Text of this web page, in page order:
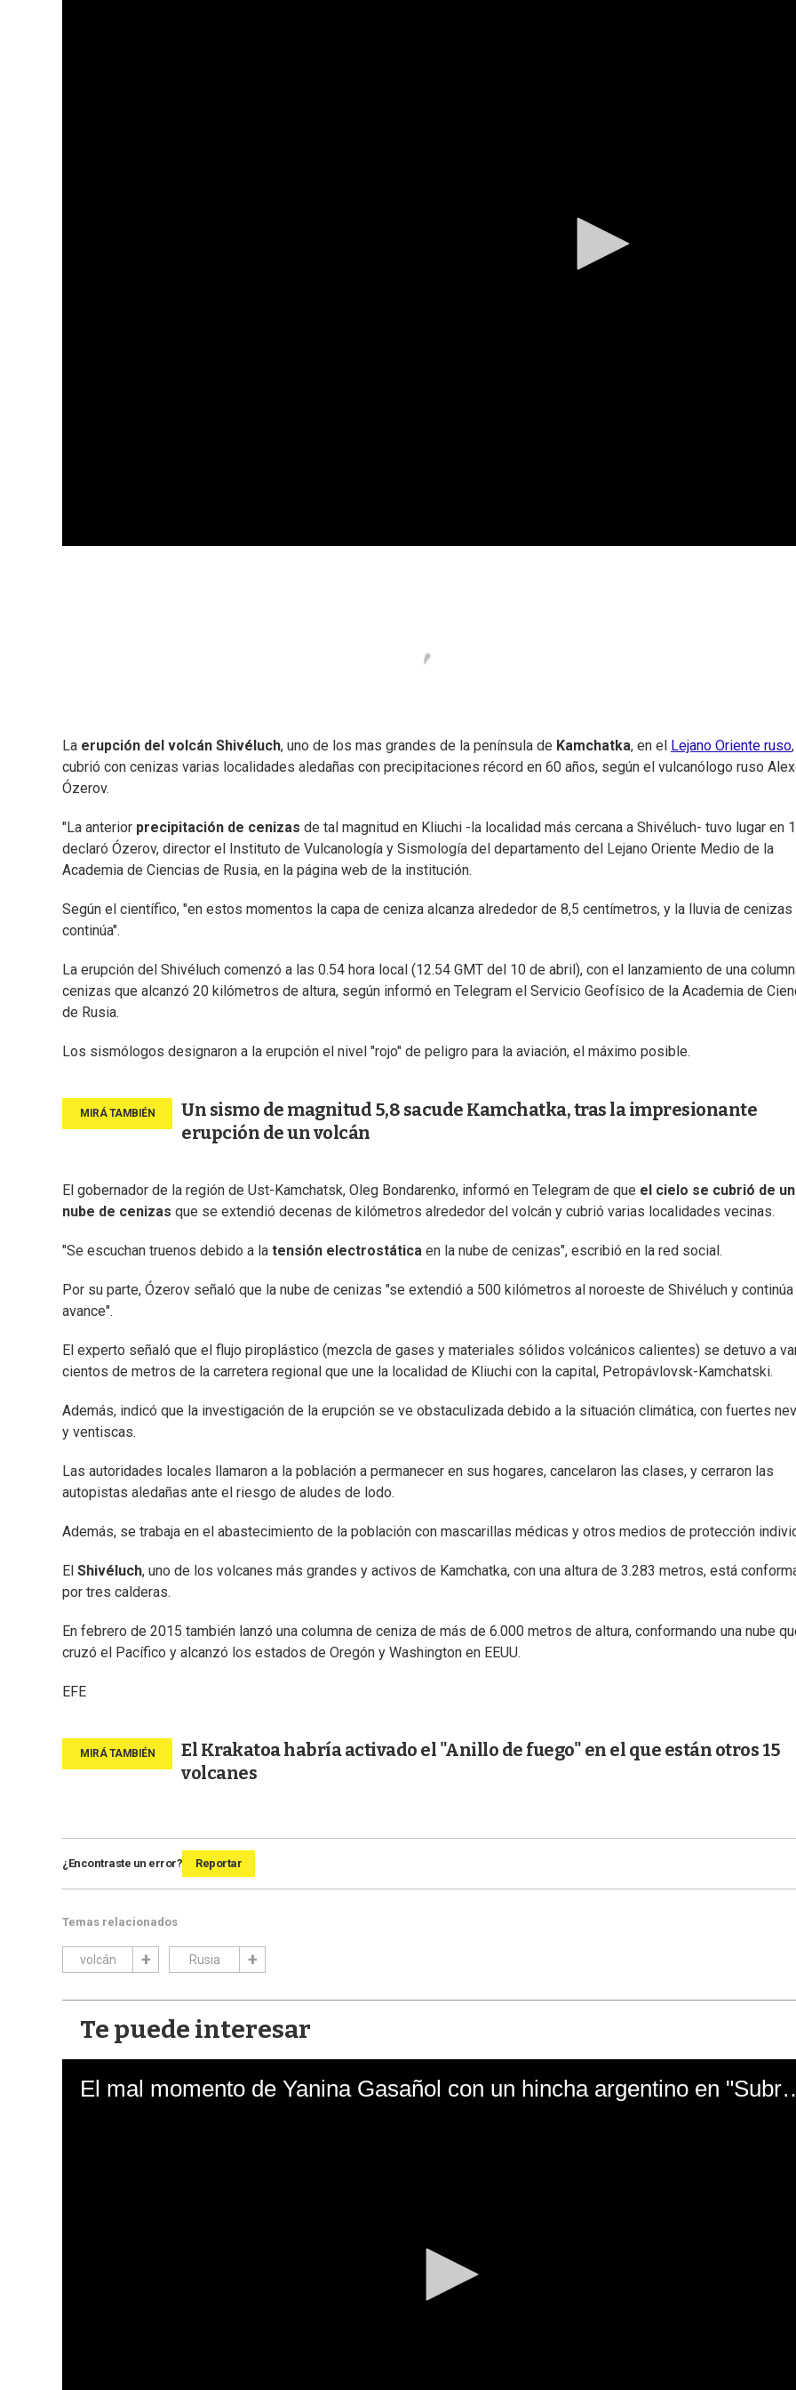
La erupción del volcán Shivéluch, uno de los mas grandes de la península de Kamchatka, en el Lejano Oriente ruso,
cubrió con cenizas varias localidades aledañas con precipitaciones récord en 60 años, según el vulcanólogo ruso
Ózerov.
"La anterior precipitación de cenizas de tal magnitud en Kliuchi -la localidad más cercana a Shivéluch- tuvo lugar en
declaró Ózerov, director el Instituto de Vulcanología y Sismología del departamento del Lejano Oriente Medio de la
Academia de Ciencias de Rusia, en la página web de la institución.
Según el científico, "en estos momentos la capa de ceniza alcanza alrededor de 8,5 centímetros, y la lluvia de cenizas
continúa".
La erupción del Shivéluch comenzó a las 0.54 hora local (12.54 GMT del 10 de abril), con el lanzamiento de una
cenizas que alcanzó 20 kilómetros de altura, según informó en Telegram el Servicio Geofísico de la Academia de
de Rusia.
Los sismólogos designaron a la erupción el nivel "rojo" de peligro para la aviación, el máximo posible.
Un sismo de magnitud 5,8 sacude Kamchatka, tras la impresionante
erupción de un volcán
El gobernador de la región de Ust-Kamchatsk, Oleg Bondarenko, informó en Telegram de que el cielo se cubrió de
nube de cenizas que se extendió decenas de kilómetros alrededor del volcán y cubrió varias localidades vecinas.
"Se escuchan truenos debido a la tensión electrostática en la nube de cenizas", escribió en la red social.
Por su parte, Ózerov señaló que la nube de cenizas "se extendió a 500 kilómetros al noroeste de Shivéluch y
avance".
El experto señaló que el flujo piroplástico (mezcla de gases y materiales sólidos volcánicos calientes) se detuvo a
cientos de metros de la carretera regional que une la localidad de Kliuchi con la capital, Petropávlovsk-Kamchatski.
Además, indicó que la investigación de la erupción se ve obstaculizada debido a la situación climática, con fuertes
y ventiscas.
Las autoridades locales llamaron a la población a permanecer en sus hogares, cancelaron las clases, y cerraron las
autopistas aledañas ante el riesgo de aludes de lodo.
Además, se trabaja en el abastecimiento de la población con mascarillas médicas y otros medios de protección
El Shivéluch, uno de los volcanes más grandes y activos de Kamchatka, con una altura de 3.283 metros, está
por tres calderas.
En febrero de 2015 también lanzó una columna de ceniza de más de 6.000 metros de altura, conformando una nube
cruzó el Pacífico y alcanzó los estados de Oregón y Washington en EEUU.
EFE
El Krakatoa habría activado el "Anillo de fuego" en el que están otros 15
volcanes
¿Encontraste un error? Reportar
Temas relacionados
volcán Rusia
Te puede interesar
El mal momento de